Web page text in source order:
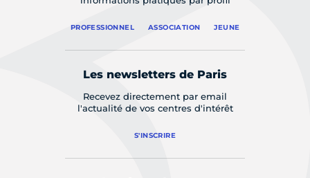
PROFESSIONNEL ASSOCIATION JEUNE
Les newsletters de Paris
Recevez directement par email
l'actualité de vos centres d'intérêt
S'INSCRIRE